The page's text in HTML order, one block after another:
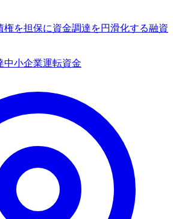
権を担保に資金調達を円滑化する融資
中小企業運転資金